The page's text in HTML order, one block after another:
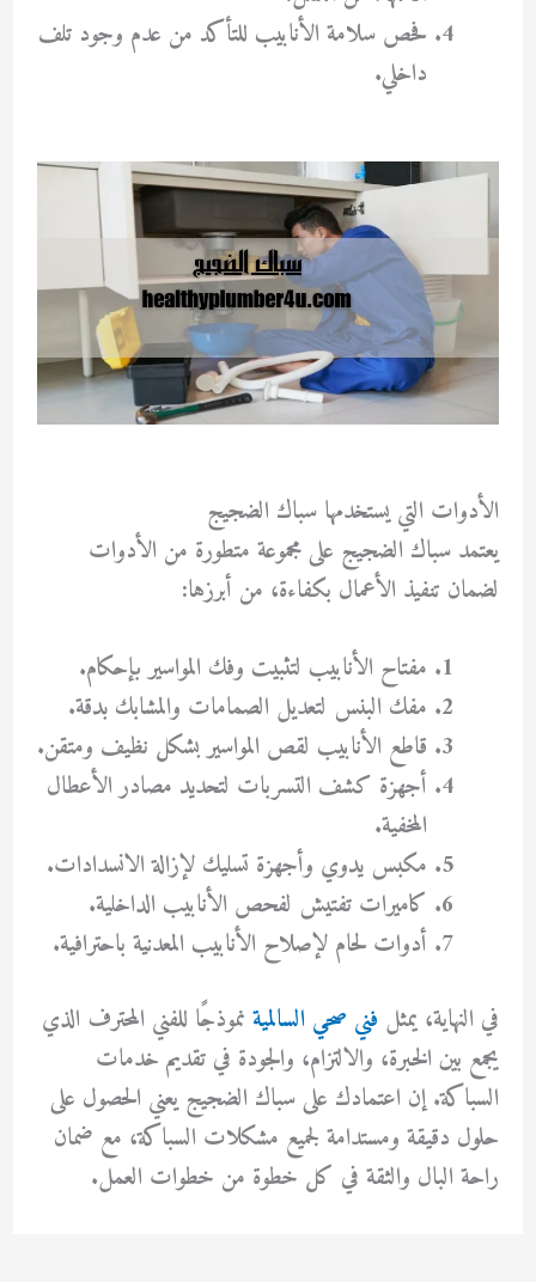
فحص سلامة الأنابيب للتأكد من عدم وجود تلف
داخلي.
الأدوات التي يستخدمها سباك الضجيج
يعتمد سباك الضجيج على مجموعة متطورة من الأدوات
لضمان تنفيذ الأعمال بكفاءة، من أبرزها:
مفتاح الأنابيب لتثبيت وفك المواسير بإحكام.
مفك البنس لتعديل الصمامات والمشابك بدقة.
قاطع الأنابيب لقص المواسير بشكل نظيف ومتقن.
أجهزة كشف التسربات لتحديد مصادر الأعطال
المخفية.
مكبس يدوي وأجهزة تسليك لإزالة الانسدادات.
كاميرات تفتيش لفحص الأنابيب الداخلية.
أدوات لحام لإصلاح الأنابيب المعدنية باحترافية.
في النهاية، يمثل فني صحي السالميةنموذجًا للفني المحترف الذي
يجمع بين الخبرة، والالتزام، والجودة في تقديم خدمات
السباكة. إن اعتمادك على سباك الضجيج يعني الحصول على
حلول دقيقة ومستدامة لجميع مشكلات السباكة، مع ضمان
راحة البال والثقة في كل خطوة من خطوات العمل.